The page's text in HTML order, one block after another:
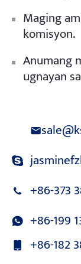
Maging
komisyon.
Anumang
ugnayan
+86-373
+86-199
+86-182